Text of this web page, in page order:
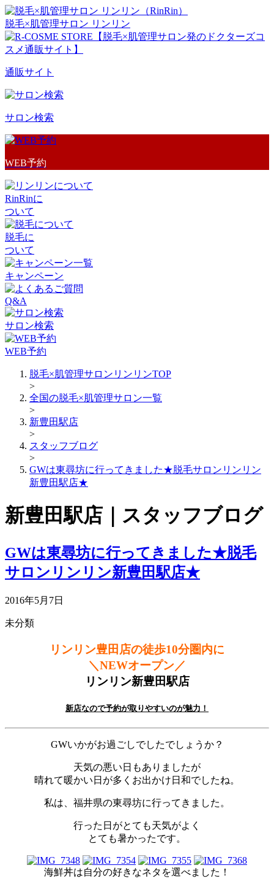
脱毛×肌管理サロン リンリン
通販サイト
サロン検索
WEB予約
RinRinに
ついて
脱毛に
ついて
キャンペーン
Q&A
サロン検索
WEB予約
脱毛×肌管理サロンリンリンTOP
>
全国の脱毛×肌管理サロン一覧
>
新豊田駅店
>
スタッフブログ
>
GWは東尋坊に行ってきました★脱毛サロンリンリン
新豊田駅店★
新豊田駅店｜スタッフブログ
GWは東尋坊に行ってきました★脱毛
サロンリンリン新豊田駅店★
2016年5月7日
未分類
リンリン豊田店の徒歩10分圏内に
＼NEWオープン／
リンリン新豊田駅店
新店なので予約が取りやすいのが魅力！
GWいかがお過ごしでしたでしょうか？
天気の悪い日もありましたが
晴れて暖かい日が多くお出かけ日和でしたね。
私は、福井県の東尋坊に行ってきました。
行った日がとても天気がよく
とても暑かったです。
海鮮丼は自分の好きなネタを選べました！